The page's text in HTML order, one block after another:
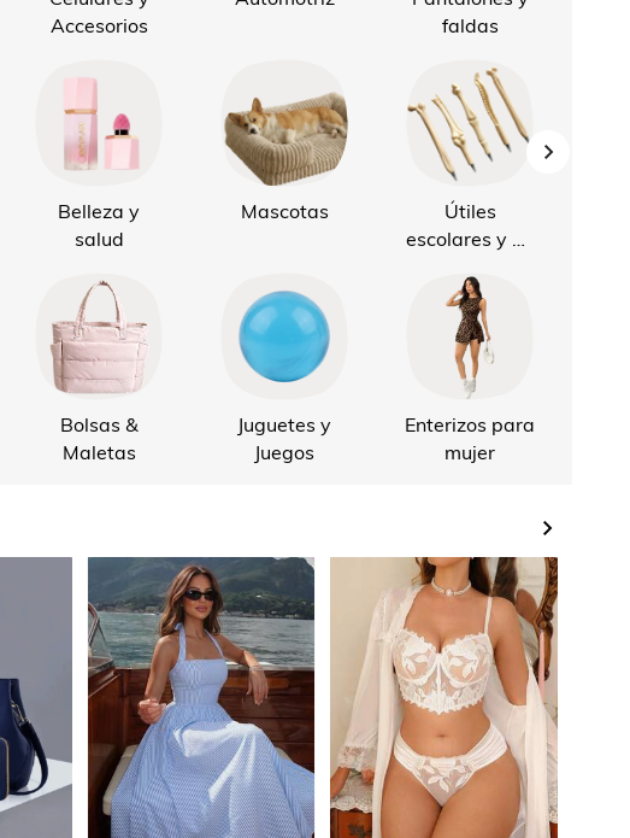
Accesorios
Belleza y
salud
Bolsas &
Maletas
Mascotas
Juguetes y
Juegos
faldas
Útiles
escolares y de
Enterizos para
mujer